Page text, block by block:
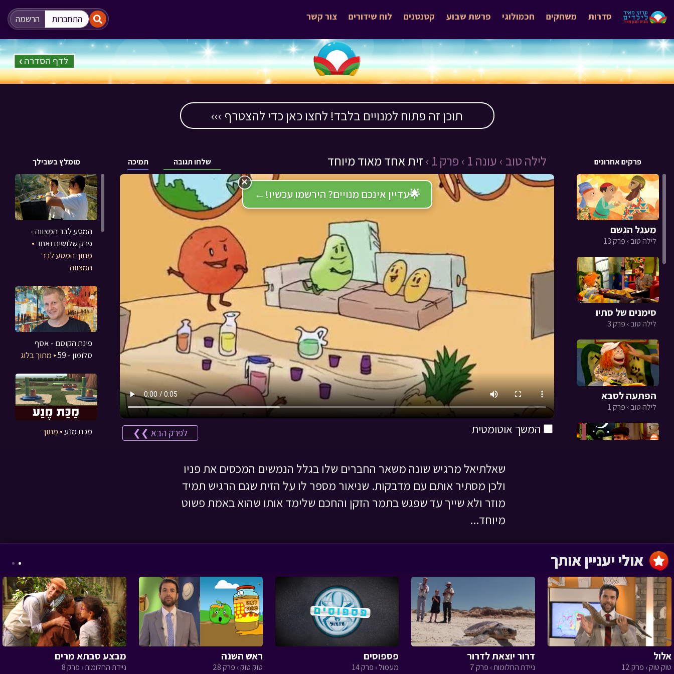
התחברות הרשמה צור קשר לוח שידורים קטנטנים פרשת שבוע חכמולוגי משחקים סדרות
תוכן זה פתוח למנויים בלבד! לחצו כאן כדי להצטרף ›››
מומלץ בשבילך תמיכה שלחו תגובה לילה טוב › עונה 1 › פרק 1 › זית אחד מאוד מיוחד פרקים אחרונים
🌟עדיין אינכם מנויים? הירשמו עכשיו! ←
×
המשך אוטומטית לפרק הבא ❯❯
מעגל הגשם
לילה טוב › פרק 13
סימנים של סתיו
לילה טוב › פרק 3
הפתעה לסבא
לילה טוב › פרק 1
מסעו של הזית
הגינה של טליה
המסע לבר המצווה -
פרק שלושים ואחד •
מתוך המסע לבר
המצווה
פינת הקוסם - אסף
סלומון - 59
• מתוך בלוג
מכת מנע • מתוך
החלומות
אבא ליום אחד - ריהוט
לבתי כנסת• מתוך אבא
ליום אחד
שאלתיאל מרגיש שונה משאר החברים שלו בגלל הנמשים המכסים את פניו
ולכן מסתיר אותם עם מדבקות. שניאור מספר לו על הזית שגם הרגיש תמיד
מוזר ולא שייך עד שפגש בתמר הזקן והחכם שלימד אותו שהוא באמת פשוט
מיוחד...
אלול
טוק טוק › פרק 12
דרור יוצאת לדרור
ניידת החלומות › פרק 7
פספוסים
מעמול › פרק 14
ראש השנה
טוק טוק › פרק 28
מבצע סבתא מרים
ניידת החלומות › פרק 8
‹
›